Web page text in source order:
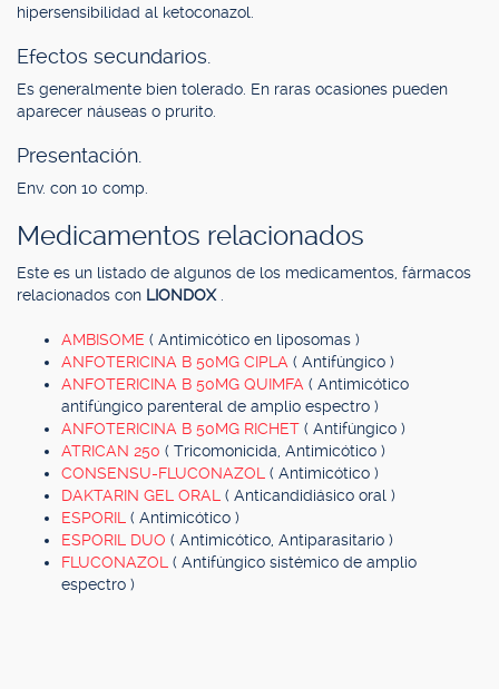
hipersensibilidad al ketoconazol.
Efectos secundarios.
Es generalmente bien tolerado. En raras ocasiones pueden
aparecer náuseas o prurito.
Presentación.
Env. con 10 comp.
Medicamentos relacionados
Este es un listado de algunos de los medicamentos, fármacos
relacionados con LIONDOX
AMBISOME ( Antimicótico en liposomas )
ANFOTERICINA B 50MG CIPLA ( Antifúngico )
ANFOTERICINA B 50MG QUIMFA ( Antimicótico
antifúngico parenteral de amplio espectro )
ANFOTERICINA B 50MG RICHET ( Antifúngico )
ATRICAN 250 ( Tricomonicida, Antimicótico )
CONSENSU-FLUCONAZOL ( Antimicótico )
DAKTARIN GEL ORAL ( Anticandidiásico oral )
ESPORIL ( Antimicótico )
ESPORIL DUO ( Antimicótico, Antiparasitario )
FLUCONAZOL ( Antifúngico sistémico de amplio
espectro )